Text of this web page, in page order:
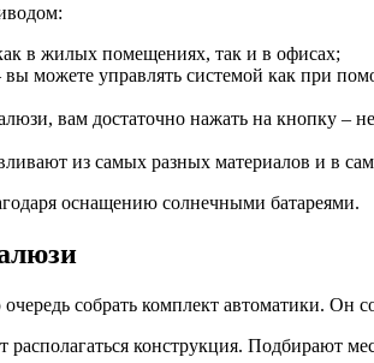
в жилых помещениях, так и в офисах;
можете управлять системой как при
вам достаточно нажать на кнопку –
из самых разных материалов и в
оснащению солнечными батареями.
собрать комплект автоматики. Он
располагаться конструкция.